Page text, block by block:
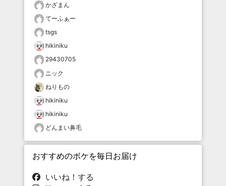
かざまん
てーふぁー
tsgs
hikiniku
29430705
ニック
ねりもの
hikiniku
hikiniku
どんまい鼻毛
おすすめのボケを毎日お届け
いいね！する